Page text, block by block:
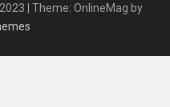
Theme: OnlineMag by